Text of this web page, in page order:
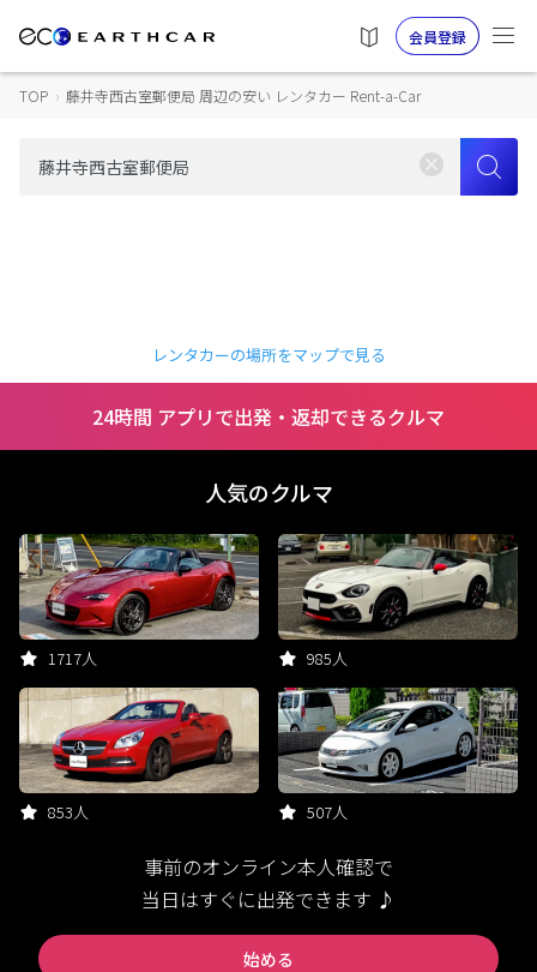
会員登録
TOP › 藤井寺西古室郵便局 周辺の安い レンタカー Rent-a-Car
レンタカーの場所をマップで見る
24時間 アプリで出発・返却できるクルマ
人気のクルマ
1717人 985人
853人 507人
事前のオンライン本人確認で
当日はすぐに出発できます ♪
始める